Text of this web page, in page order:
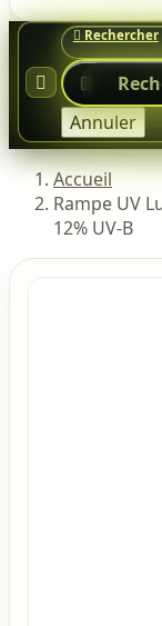


Annuler

Accueil
Rampe UV
12% UV-B